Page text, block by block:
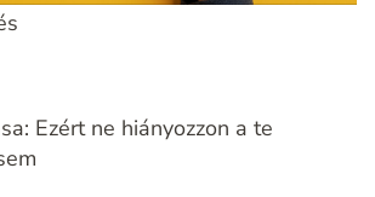
Ezért ne hiányozzon a te